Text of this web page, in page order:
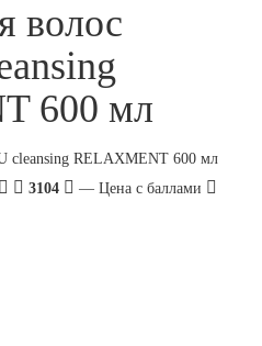
волос
600 мл
3104
— Цена с баллами